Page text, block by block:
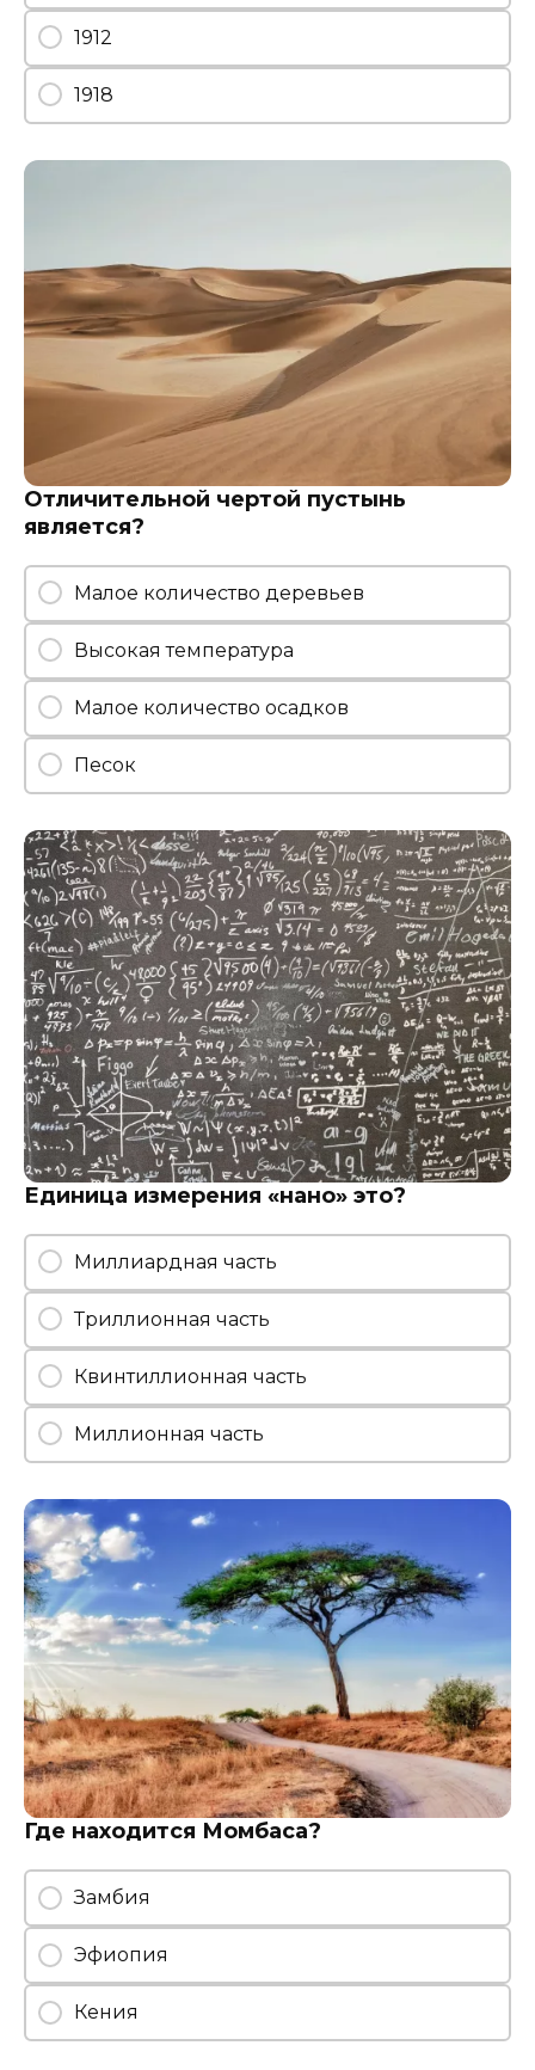
1912
1918
Отличительной чертой пустынь
является?
Малое количество деревьев
Высокая температура
Малое количество осадков
Песок
Единица измерения «нано» это?
Миллиардная часть
Триллионная часть
Квинтиллионная часть
Миллионная часть
Где находится Момбаса?
Замбия
Эфиопия
Кения